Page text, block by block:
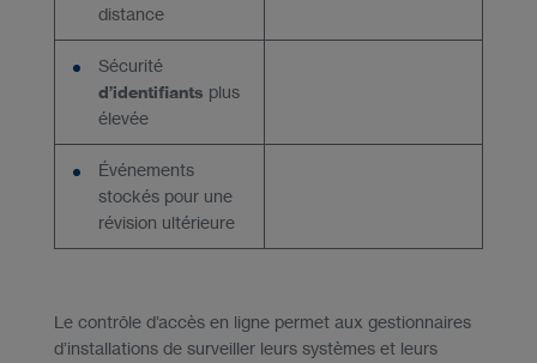
distance
Sécurité
d’identifiants plus
élevée
Événements
stockés pour une
révision ultérieure
Le contrôle d’accès en ligne permet aux gestionnaires
d’installations de surveiller leurs systèmes et leurs